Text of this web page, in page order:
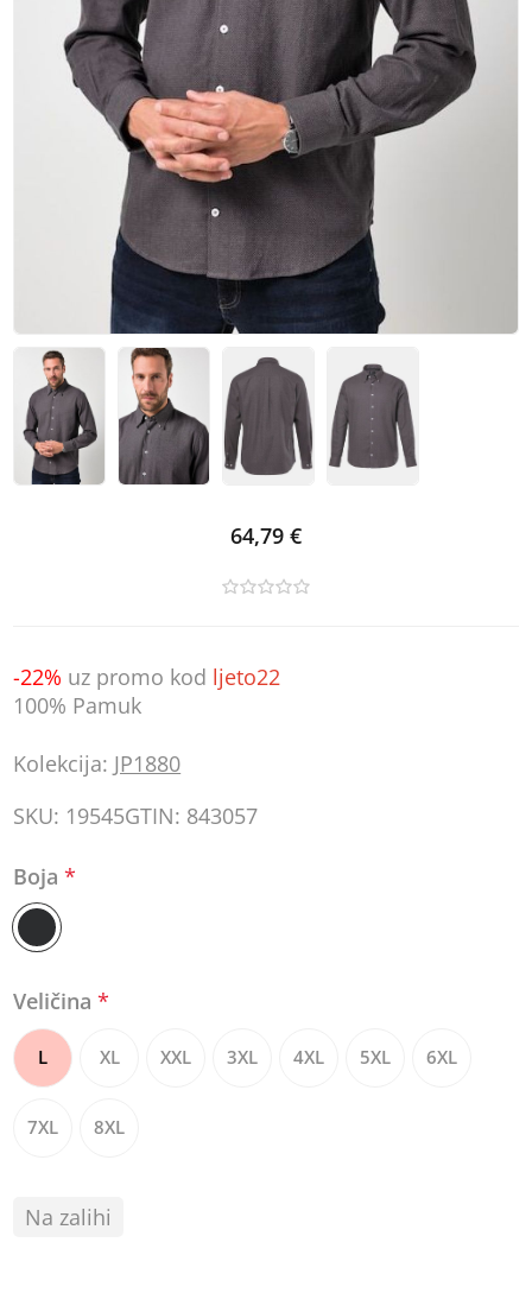
64,79 €
-22% uz promo kod ljeto22
100% Pamuk
Kolekcija: JP1880
SKU: 19545GTIN: 843057
Boja*
Veličina*
L XL XXL 3XL 4XL 5XL 6XL
7XL 8XL
Na zalihi